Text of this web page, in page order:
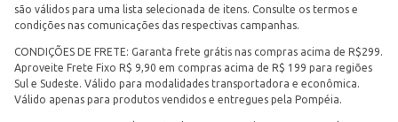
são válidos para uma lista selecionada de itens. Consulte os termos e
condições nas comunicações das respectivas campanhas.
CONDIÇÕES DE FRETE: Garanta frete grátis nas compras acima de R$299.
Aproveite Frete Fixo R$ 9,90 em compras acima de R$ 199 para regiões
Sul e Sudeste. Válido para modalidades transportadora e econômica.
Válido apenas para produtos vendidos e entregues pela Pompéia.